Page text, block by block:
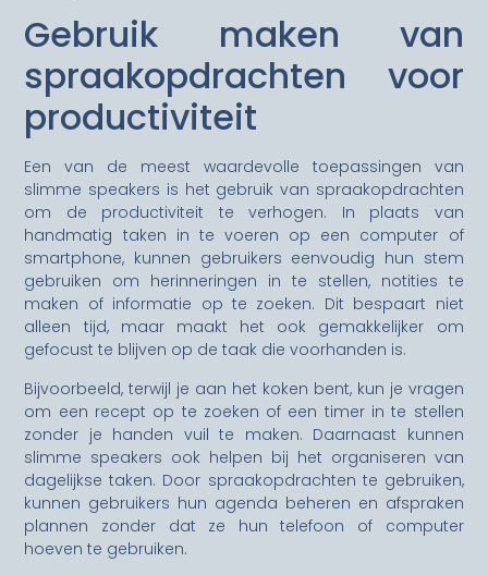
Gebruik maken van
spraakopdrachten voor
productiviteit
Een van de meest waardevolle toepassingen van
slimme speakers is het gebruik van spraakopdrachten
om de productiviteit te verhogen. In plaats van
handmatig taken in te voeren op een computer of
smartphone, kunnen gebruikers eenvoudig hun stem
gebruiken om herinneringen in te stellen, notities te
maken of informatie op te zoeken. Dit bespaart niet
alleen tijd, maar maakt het ook gemakkelijker om
gefocust te blijven op de taak die voorhanden is.
Bijvoorbeeld, terwijl je aan het koken bent, kun je vragen
om een recept op te zoeken of een timer in te stellen
zonder je handen vuil te maken. Daarnaast kunnen
slimme speakers ook helpen bij het organiseren van
dagelijkse taken. Door spraakopdrachten te gebruiken,
kunnen gebruikers hun agenda beheren en afspraken
plannen zonder dat ze hun telefoon of computer
hoeven te gebruiken.